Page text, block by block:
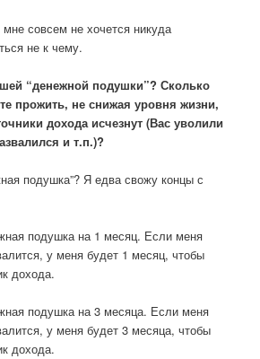
совсем не хочется никуда
не к чему.
“денежной подушки”? Сколько
прожить, не снижая уровня жизни,
дохода исчезнут (Вас уволили
и т.п.)?
подушка”? Я едва свожу концы с
подушка на 1 месяц. Если меня
у меня будет 1 месяц, чтобы
дохода.
подушка на 3 месяца. Если меня
у меня будет 3 месяца, чтобы
дохода.